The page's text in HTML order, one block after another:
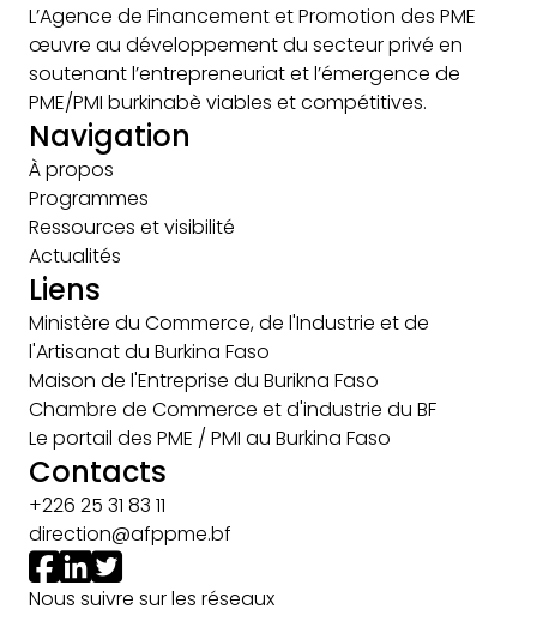
L’Agence de Financement et Promotion des PME
œuvre au développement du secteur privé en
soutenant l’entrepreneuriat et l’émergence de
PME/PMI burkinabè viables et compétitives.
Navigation
À propos
Programmes
Ressources et visibilité
Actualités
Liens
Ministère du Commerce, de l'Industrie et de
l'Artisanat du Burkina Faso
Maison de l'Entreprise du Burikna Faso
Chambre de Commerce et d'industrie du BF
Le portail des PME / PMI au Burkina Faso
Contacts
+226 25 31 83 11
direction@afppme.bf
Nous suivre sur les réseaux